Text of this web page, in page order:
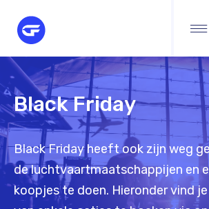
content
Black Friday
Black Friday heeft ook zijn weg
de luchtvaartmaatschappijen en
koopjes te doen. Hieronder vind